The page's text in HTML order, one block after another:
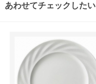
あわせてチェックしたい